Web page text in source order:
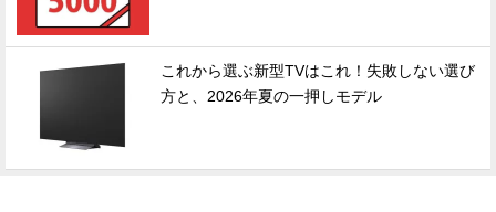
これから選ぶ新型TVはこれ！失敗しない選び
方と、2026年夏の一押しモデル